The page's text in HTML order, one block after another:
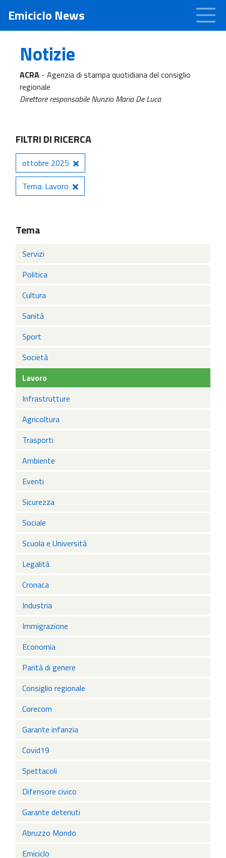
Emiciclo News
Notizie
ACRA - Agenzia di stampa quotidiana del consiglio
regionale
Direttore responsabile Nunzio Maria De Luca
FILTRI DI RICERCA
ottobre 2025
Tema: Lavoro
Tema
Servizi
Politica
Cultura
Sanità
Sport
Società
Lavoro
Infrastrutture
Agricoltura
Trasporti
Ambiente
Eventi
Sicurezza
Sociale
Scuola e Università
Legalità
Cronaca
Industria
Immigrazione
Economia
Parità di genere
Consiglio regionale
Corecom
Garante infanzia
Covid19
Spettacoli
Difensore civico
Garante detenuti
Abruzzo Mondo
Emiciclo